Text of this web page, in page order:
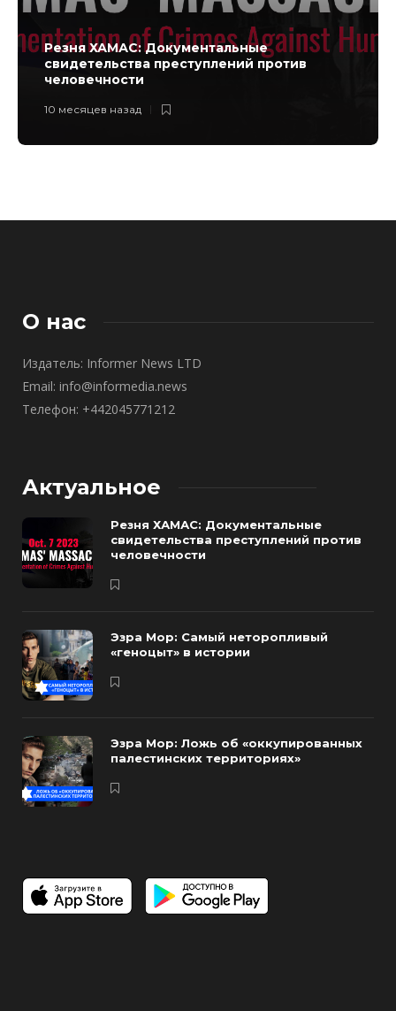
Резня ХАМАС: Документальные
свидетельства преступлений против
человечности
10 месяцев назад
О нас
Издатель: Informer News LTD
Email: info@informedia.news
Телефон: +442045771212
Актуальное
Резня ХАМАС: Документальные
свидетельства преступлений против
человечности
Эзра Мор: Самый неторопливый
«геноцыт» в истории
Эзра Мор: Ложь об «оккупированных
палестинских территориях»